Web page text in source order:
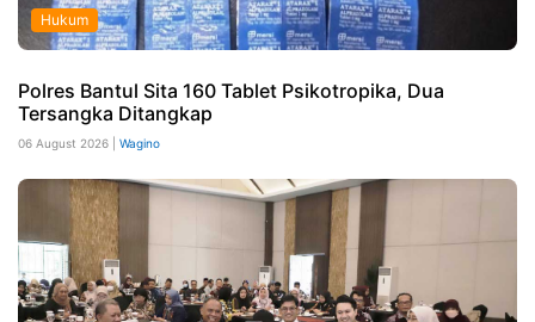
Hukum
Polres Bantul Sita 160 Tablet Psikotropika, Dua
Tersangka Ditangkap
06 August 2026 | Wagino